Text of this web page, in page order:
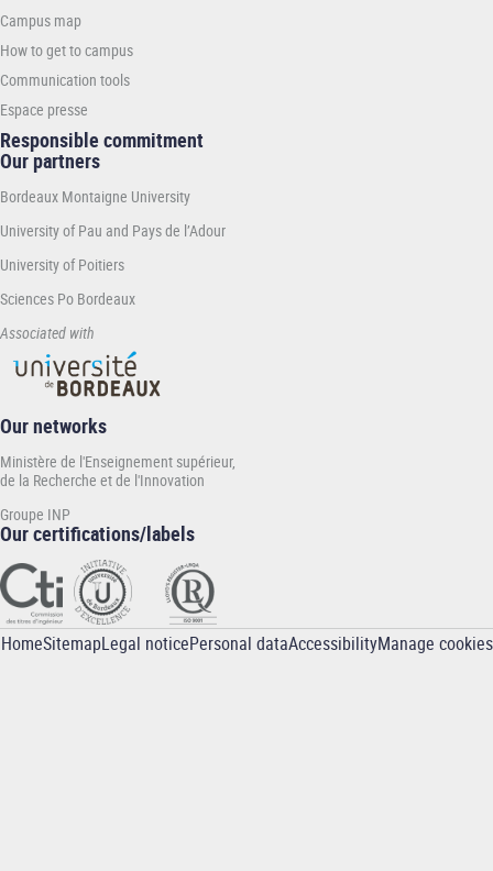
INP
Campus map
How to get to campus
Communication tools
Espace presse
Responsible commitment
Our partners
Bordeaux Montaigne University
University of Pau and Pays de l’Adour
University of Poitiers
Sciences Po Bordeaux
Associated with
Our networks
Ministère de l'Enseignement supérieur,
de la Recherche et de l'Innovation
Groupe INP
Our certifications/labels
HomeSitemapLegal noticePersonal dataAccessibilityManage cookies